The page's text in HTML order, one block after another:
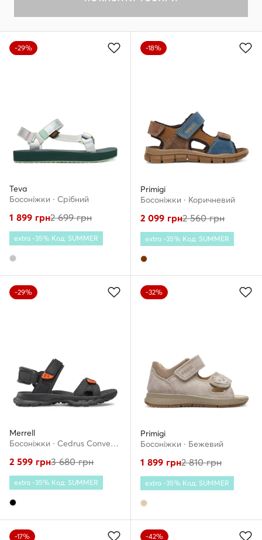
-29%
Teva
Босоніжки · Срібний
1 899 грн2 699грн
extra -35% Код: SUMMER
-18%
Primigi
Босоніжки · Коричневий
2 099 грн2 560грн
extra -35% Код: SUMMER
-29%
Merrell
Босоніжки · Cedrus Convert 3 J036173 · Чорний
2 599 грн3 680грн
extra -35% Код: SUMMER
-32%
Primigi
Босоніжки · Бежевий
1 899 грн2 810грн
extra -35% Код: SUMMER
-17% -42%